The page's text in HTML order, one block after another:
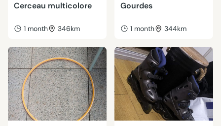
Cerceau multicolore
1 month 346km
Gourdes
1 month 344km